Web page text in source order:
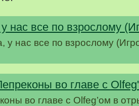
у нас все по взрослому
во главе с Olfeg’ом в